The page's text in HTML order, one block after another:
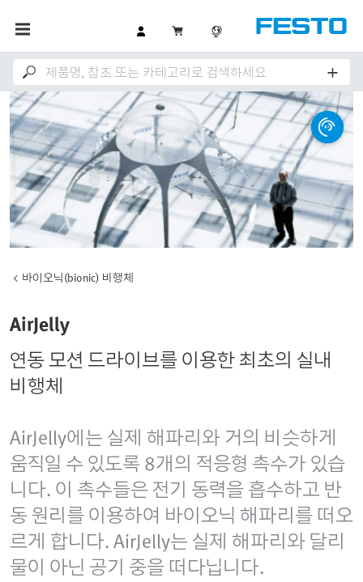
바이오닉(bionic) 비행체
AirJelly
연동 모션 드라이브를 이용한 최초의 실내
비행체
AirJelly에는 실제 해파리와 거의 비슷하게
움직일 수 있도록 8개의 적응형 촉수가 있습
니다. 이 촉수들은 전기 동력을 흡수하고 반
동 원리를 이용하여 바이오닉 해파리를 떠오
르게 합니다. AirJelly는 실제 해파리와 달리
물이 아닌 공기 중을 떠다닙니다.